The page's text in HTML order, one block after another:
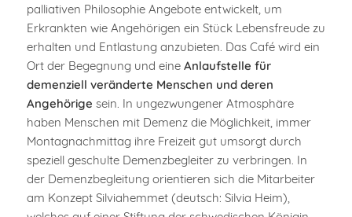
palliativen Philosophie Angebote entwickelt, um
Erkrankten wie Angehörigen ein Stück Lebensfreude zu
erhalten und Entlastung anzubieten. Das Café wird ein
Ort der Begegnung und eine Anlaufstelle für
demenziell veränderte Menschen und deren
Angehörige sein. In ungezwungener Atmosphäre
haben Menschen mit Demenz die Möglichkeit, immer
Montagnachmittag ihre Freizeit gut umsorgt durch
speziell geschulte Demenzbegleiter zu verbringen. In
der Demenzbegleitung orientieren sich die Mitarbeiter
am Konzept Silviahemmet (deutsch: Silvia Heim),